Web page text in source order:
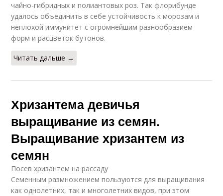
чайно-гибридных и полиантовых роз. Так флорибунде
удалось объединить в себе устойчивость к морозам и
неплохой иммунитет с огромнейшим разнообразием
форм и расцветок бутонов.
Читать дальше →
Хризантема девичья
выращивание из семян.
Выращивание хризантем из
семян
Посев хризантем на рассаду
Семенным размножением пользуются для выращивания
как однолетних, так и многолетних видов, при этом